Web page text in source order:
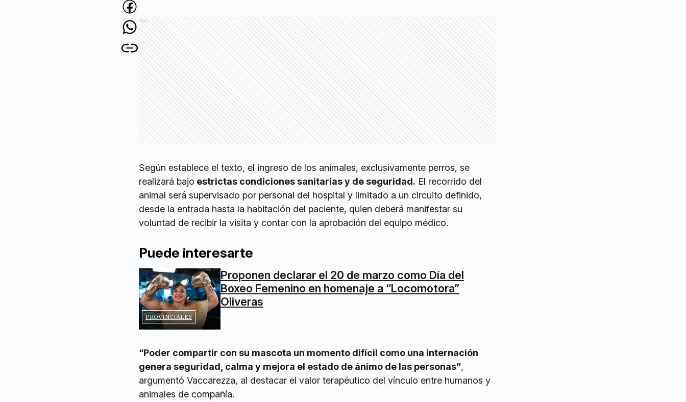
Ads
Según establece el texto, el ingreso de los animales, exclusivamente perros, se
realizará bajo estrictas condiciones sanitarias y de seguridad. El recorrido del
animal será supervisado por personal del hospital y limitado a un circuito definido,
desde la entrada hasta la habitación del paciente, quien deberá manifestar su
voluntad de recibir la visita y contar con la aprobación del equipo médico.
Puede interesarte
PROVINCIALES
Proponen declarar el 20 de marzo como Día del
Boxeo Femenino en homenaje a “Locomotora”
Oliveras
“Poder compartir con su mascota un momento difícil como una internación
genera seguridad, calma y mejora el estado de ánimo de las personas”,
argumentó Vaccarezza, al destacar el valor terapéutico del vínculo entre humanos y
animales de compañía.